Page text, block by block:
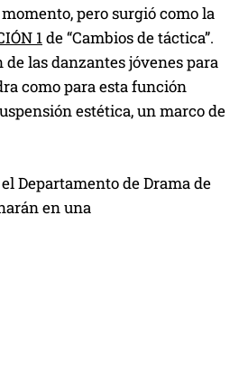
pero surgió como la
1 de “Cambios de táctica”.
las danzantes jóvenes para
como para esta función
estética, un marco de
Departamento de Drama de
en una